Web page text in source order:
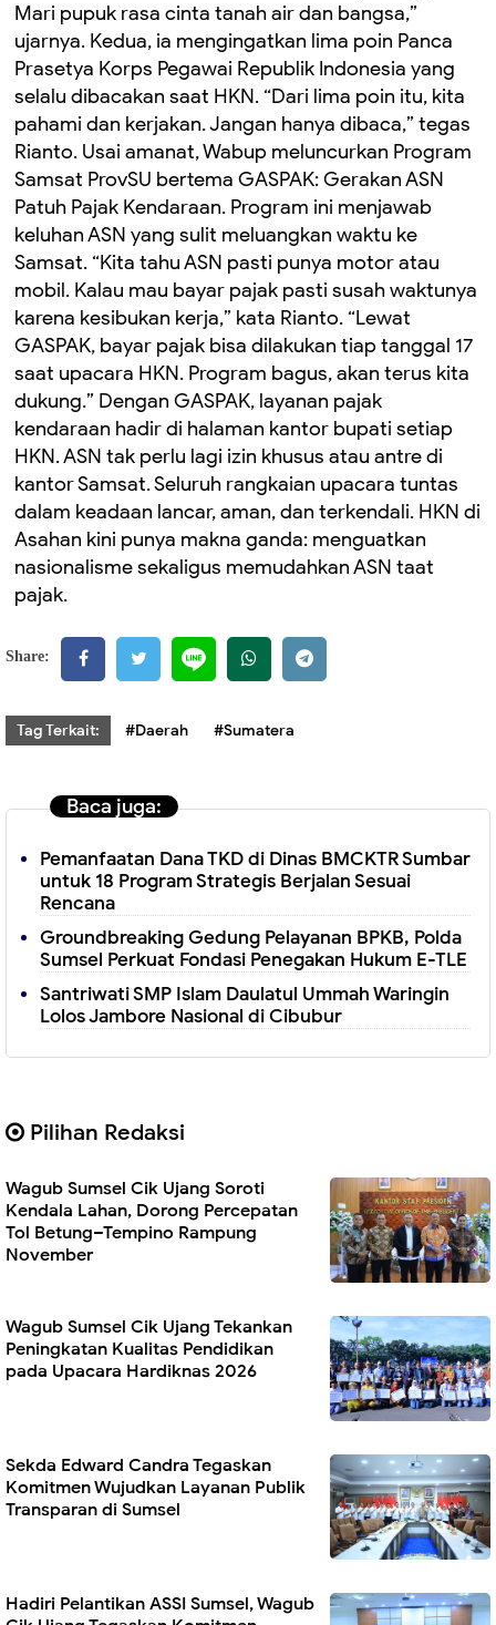
Mari pupuk rasa cinta tanah air dan bangsa,”
ujarnya. Kedua, ia mengingatkan lima poin Panca
Prasetya Korps Pegawai Republik Indonesia yang
selalu dibacakan saat HKN. “Dari lima poin itu, kita
pahami dan kerjakan. Jangan hanya dibaca,” tegas
Rianto. Usai amanat, Wabup meluncurkan Program
Samsat ProvSU bertema GASPAK: Gerakan ASN
Patuh Pajak Kendaraan. Program ini menjawab
keluhan ASN yang sulit meluangkan waktu ke
Samsat. “Kita tahu ASN pasti punya motor atau
mobil. Kalau mau bayar pajak pasti susah waktunya
karena kesibukan kerja,” kata Rianto. “Lewat
GASPAK, bayar pajak bisa dilakukan tiap tanggal 17
saat upacara HKN. Program bagus, akan terus kita
dukung.” Dengan GASPAK, layanan pajak
kendaraan hadir di halaman kantor bupati setiap
HKN. ASN tak perlu lagi izin khusus atau antre di
kantor Samsat. Seluruh rangkaian upacara tuntas
dalam keadaan lancar, aman, dan terkendali. HKN di
Asahan kini punya makna ganda: menguatkan
nasionalisme sekaligus memudahkan ASN taat
pajak.
Share:
Tag Terkait: #Daerah #Sumatera
Baca juga:
Pemanfaatan Dana TKD di Dinas BMCKTR Sumbar
untuk 18 Program Strategis Berjalan Sesuai
Rencana
Groundbreaking Gedung Pelayanan BPKB, Polda
Sumsel Perkuat Fondasi Penegakan Hukum E-TLE
Santriwati SMP Islam Daulatul Ummah Waringin
Lolos Jambore Nasional di Cibubur
Pilihan Redaksi
Wagub Sumsel Cik Ujang Soroti
Kendala Lahan, Dorong Percepatan
Tol Betung–Tempino Rampung
November
Wagub Sumsel Cik Ujang Tekankan
Peningkatan Kualitas Pendidikan
pada Upacara Hardiknas 2026
Sekda Edward Candra Tegaskan
Komitmen Wujudkan Layanan Publik
Transparan di Sumsel
Hadiri Pelantikan ASSI Sumsel, Wagub